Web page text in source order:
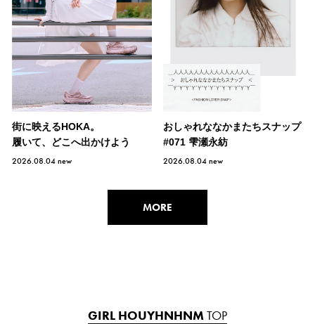
街に映えるHOKA。
履いて、どこへ出かけよう
2026.08.04new
おしゃれななかまたちスナップ
#071 雫瀬永紡
2026.08.04new
MORE
GIRL HOUYHNHNM TOP